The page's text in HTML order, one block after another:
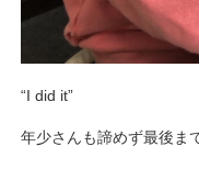
“I did it”
年少さんも諦めず最後ま